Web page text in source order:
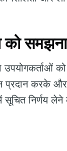
समझना
उपयोगकर्ताओं
प्रदान करके
सूचित निर्णय